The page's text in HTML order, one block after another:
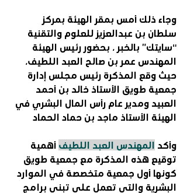
وجاء ذلك أمس بمقر الهيئة بمركز
سلطان بن عبدالعزيز للعلوم والتقنية
“سايتك” بالخبر ، بحضور رئيس الهيئة
المهندس عمر بن صالح العبد اللطيف،
حيث وقع المذكرة رئيس مجلس إدارة
جمعية طويق الأستاذ خالد بن أحمد
العبيد ومدير عام رأس المال البشري في
الهيئة الأستاذ ماجد بن حماد الحماد
وأكد المهندس العبد اللطيف أهمية
توقيع هذه المذكرة مع جمعية طويق
كونها أول جمعية متخصصة في الموارد
البشرية والتي تعمل على تبني برامج